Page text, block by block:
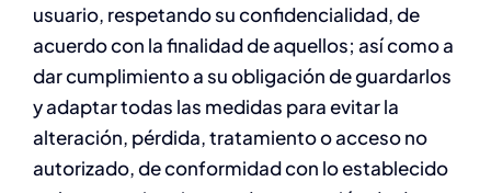
usuario, respetando su confidencialidad, de
acuerdo con la finalidad de aquellos; así como a
dar cumplimiento a su obligación de guardarlos
y adaptar todas las medidas para evitar la
alteración, pérdida, tratamiento o acceso no
autorizado, de conformidad con lo establecido